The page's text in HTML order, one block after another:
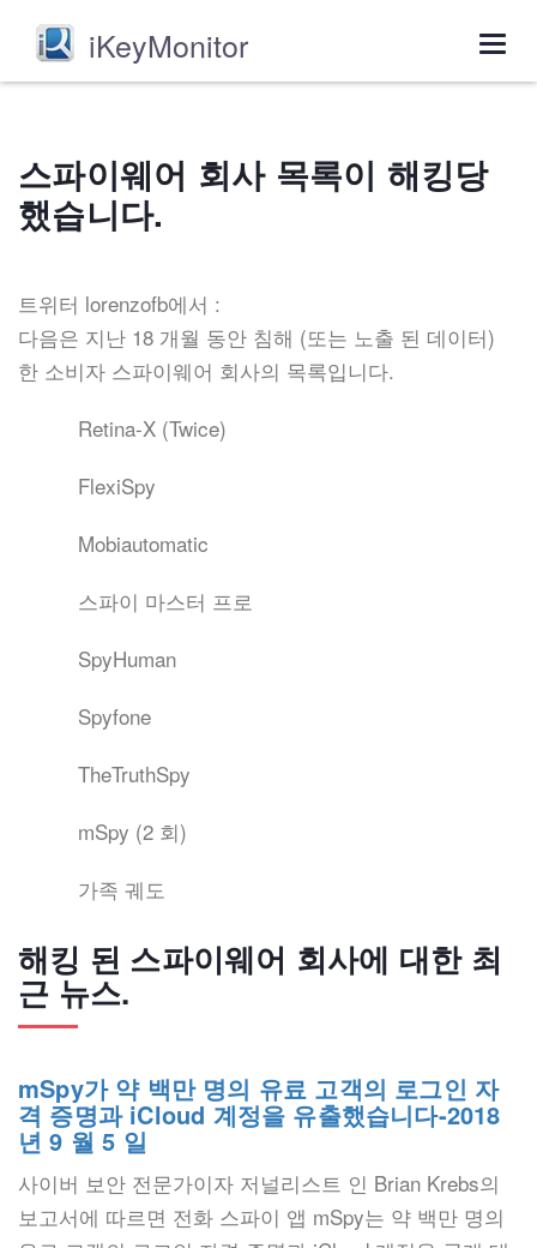
iKeyMonitor
스파이웨어 회사 목록이 해킹당
했습니다.
트위터 lorenzofb에서 :
다음은 지난 18 개월 동안 침해 (또는 노출 된 데이터)
한 소비자 스파이웨어 회사의 목록입니다.
Retina-X (Twice)
FlexiSpy
Mobiautomatic
스파이 마스터 프로
SpyHuman
Spyfone
TheTruthSpy
mSpy (2 회)
가족 궤도
해킹 된 스파이웨어 회사에 대한 최
근 뉴스.
mSpy가 약 백만 명의 유료 고객의 로그인 자
격 증명과 iCloud 계정을 유출했습니다-2018
년 9 월 5 일
사이버 보안 전문가이자 저널리스트 인 Brian Krebs의
보고서에 따르면 전화 스파이 앱 mSpy는 약 백만 명의